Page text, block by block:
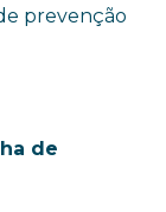
prevenção
de